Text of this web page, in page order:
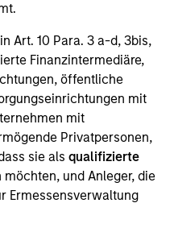
Art. 10 Para. 3 a-d, 3bis,
Finanzintermediäre,
öffentliche
mit
mit
Privatpersonen,
sie alsqualifizierte
und Anleger, die
Ermessensverwaltung
frequency chips to the
market.